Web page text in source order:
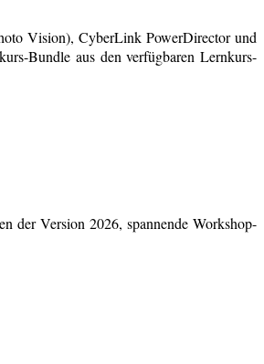
Vision), CyberLink PowerDirector und
Bundle aus den verfügbaren Lernkurs-
der Version 2026, spannende Workshop-